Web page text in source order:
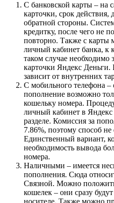
С банковской карты – на
карточки, срок действия,
обратной стороны.
кредитку, после чего не
повторно. Также с карты
личный кабинет банка, к
таком случае необходимо
карточки Яндекс
зависит от внутренних
С мобильного телефона –
пополнение возможно
кошельку номера.
личный кабинет в
разделе. Комиссия за
7.86%, поэтому способ
Единственный вариант,
необходимость вывода
номера.
Наличными – имеется
пополнения. Сюда
Связной. Можно
кошелек – они сразу